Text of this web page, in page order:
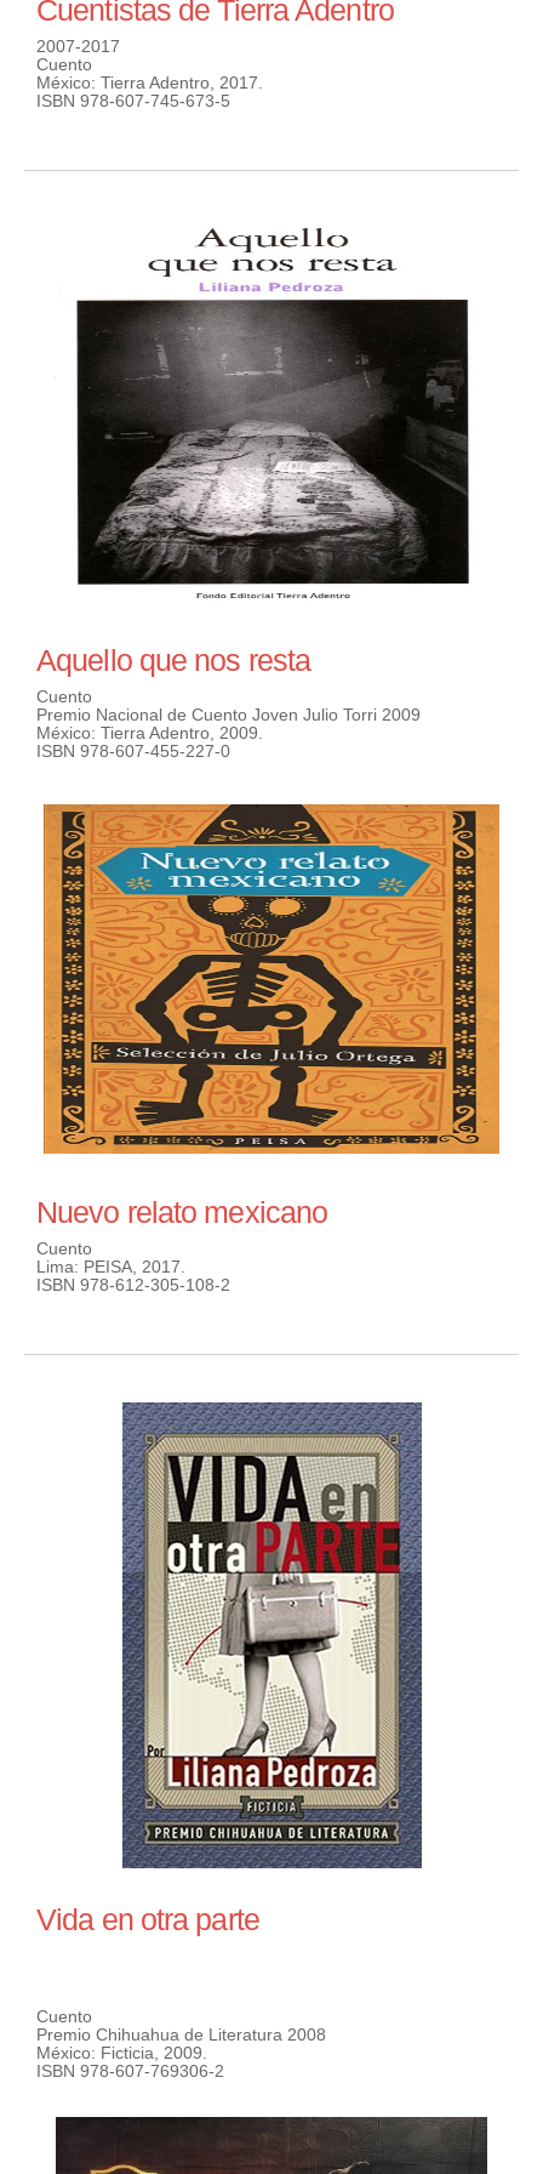
Cuentistas de Tierra Adentro
2007-2017
Cuento
México: Tierra Adentro, 2017.
ISBN 978-607-745-673-5
Aquello que nos resta
Cuento
Premio Nacional de Cuento Joven Julio Torri 2009
México: Tierra Adentro, 2009.
ISBN 978-607-455-227-0
Nuevo relato mexicano
Cuento
Lima: PEISA, 2017.
ISBN 978-612-305-108-2
Vida en otra parte
Cuento
Premio Chihuahua de Literatura 2008
México: Ficticia, 2009.
ISBN 978-607-769306-2